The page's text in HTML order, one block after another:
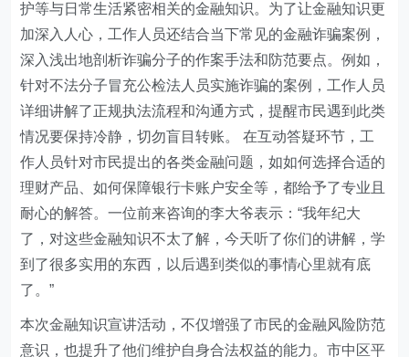
护等与日常生活紧密相关的金融知识。为了让金融知识更
加深入人心，工作人员还结合当下常见的金融诈骗案例，
深入浅出地剖析诈骗分子的作案手法和防范要点。例如，
针对不法分子冒充公检法人员实施诈骗的案例，工作人员
详细讲解了正规执法流程和沟通方式，提醒市民遇到此类
情况要保持冷静，切勿盲目转账。 在互动答疑环节，工
作人员针对市民提出的各类金融问题，如如何选择合适的
理财产品、如何保障银行卡账户安全等，都给予了专业且
耐心的解答。一位前来咨询的李大爷表示：“我年纪大
了，对这些金融知识不太了解，今天听了你们的讲解，学
到了很多实用的东西，以后遇到类似的事情心里就有底
了。”
本次金融知识宣讲活动，不仅增强了市民的金融风险防范
意识，也提升了他们维护自身合法权益的能力。市中区平